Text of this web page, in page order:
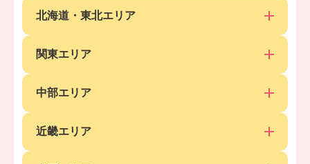
北海道・東北エリア
関東エリア
中部エリア
近畿エリア